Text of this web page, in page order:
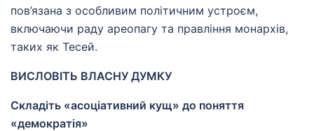
пов’язана з особливим політичним устроєм,
включаючи раду ареопагу та правління монархів,
таких як Тесей.
ВИСЛОВІТЬ ВЛАСНУ ДУМКУ
Складіть «асоціативний кущ» до поняття
«демократія»